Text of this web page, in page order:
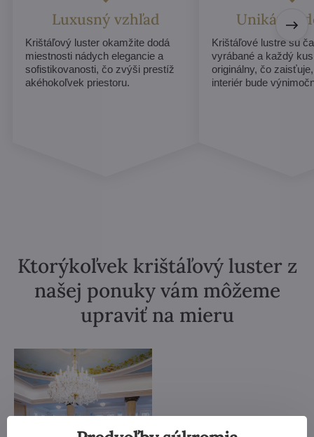
Luxusný vzhľad
Krištáľový luster okamžite dodá
miestnosti nádych elegancie a
sofistikovanosti, čo zvýši prestíž
akéhokoľvek priestoru.
Unikátny
Krištáľové lustre sú
vyrábané a každý
originálny, čo
interiér bude
Ktorýkoľvek krištáľový luster z
našej ponuky vám môžeme
upraviť na mieru